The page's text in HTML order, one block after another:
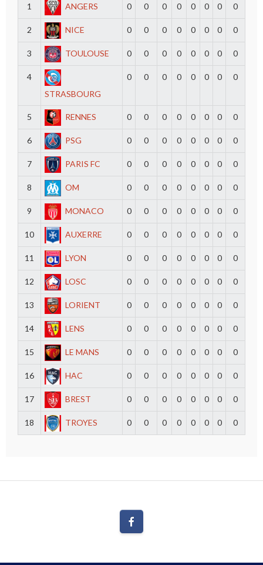
1
ANGERS 0 0 0 0 0 0 0 0
2 NICE 0 0 0 0 0 0 0 0
3 TOULOUSE 0 0 0 0 0 0 0 0
4
STRASBOURG
0 0 0 0 0 0 0 0
5 RENNES 0 0 0 0 0 0 0 0
6 PSG 0 0 0 0 0 0 0 0
7 PARIS FC 0 0 0 0 0 0 0 0
8 OM 0 0 0 0 0 0 0 0
9 MONACO 0 0 0 0 0 0 0 0
10 AUXERRE 0 0 0 0 0 0 0 0
11 LYON 0 0 0 0 0 0 0 0
12 LOSC 0 0 0 0 0 0 0 0
13 LORIENT 0 0 0 0 0 0 0 0
14 LENS 0 0 0 0 0 0 0 0
15 LE MANS 0 0 0 0 0 0 0 0
16 HAC 0 0 0 0 0 0 0 0
17 BREST 0 0 0 0 0 0 0 0
18 TROYES 0 0 0 0 0 0 0 0